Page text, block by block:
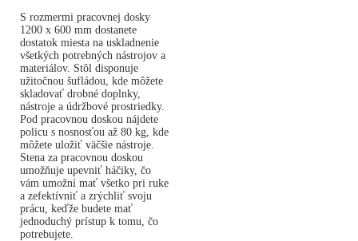
S rozmermi pracovnej dosky
1200 x 600 mm dostanete
dostatok miesta na uskladnenie
všetkých potrebných nástrojov a
materiálov. Stôl disponuje
užitočnou šufládou, kde môžete
skladovať drobné doplnky,
nástroje a údržbové prostriedky.
Pod pracovnou doskou nájdete
policu s nosnosťou až 80 kg, kde
môžete uložiť väčšie nástroje.
Stena za pracovnou doskou
umožňuje upevniť háčiky, čo
vám umožní mať všetko pri ruke
a zefektívniť a zrýchliť svoju
prácu, keďže budete mať
jednoduchý prístup k tomu, čo
potrebujete.